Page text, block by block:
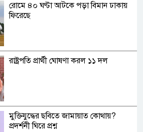
রোমে ৪০ ঘণ্টা আটকে পড়া বিমান ঢাকায়
ফিরেছে
রাষ্ট্রপতি প্রার্থী ঘোষণা করল ১১ দল
মুক্তিযুদ্ধের ছবিতে জামায়াত কোথায়?
প্রদর্শনী ঘিরে প্রশ্ন